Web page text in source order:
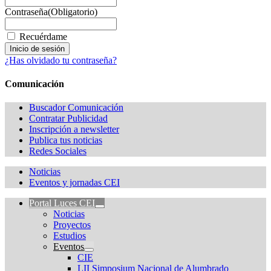
Contraseña(Obligatorio)
Recuérdame
¿Has olvidado tu contraseña?
Comunicación
Buscador Comunicación
Contratar Publicidad
Inscripción a newsletter
Publica tus noticias
Redes Sociales
Noticias
Eventos y jornadas CEI
Portal Luces CEI
Noticias
Proyectos
Estudios
Eventos
CIE
LII Simposium Nacional de Alumbrado